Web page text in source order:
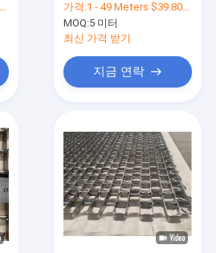
베이어 벨트
가격:1 - 49 Meters $39.80， 50 - 999 Meters $35.50， >=1000 Meters $25.90
MOQ:5 미터
최신 가격 받기
지금 연락